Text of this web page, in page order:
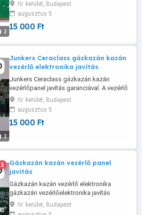
2
24 órán belül megkapom. Hibajelenség
eltűnik a kijelző.
IV. kerület, Budapest
augusztus 5
15 000 Ft
2
Junkers Ceraclass gázkazán kazán
vezérlő elektronika javítás
Junkers Ceraclass gázkazán kazán
vezérlőpanel javítás garanciával. A vezérlő
panelt postai úton is elküldhetik 24 órán
belül megkapom.
IV. kerület, Budapest
augusztus 5
15 000 Ft
3
Gázkazán kazán vezérlő panel
javítás
Gázkazán kazán vezérlő elektronika
gázkazán vezérlőelektronika javítás
garanciával. Egyéni vállalkozó vagyok a
számlának nincs áfa vonzata, számlát
IV. kerület, Budapest